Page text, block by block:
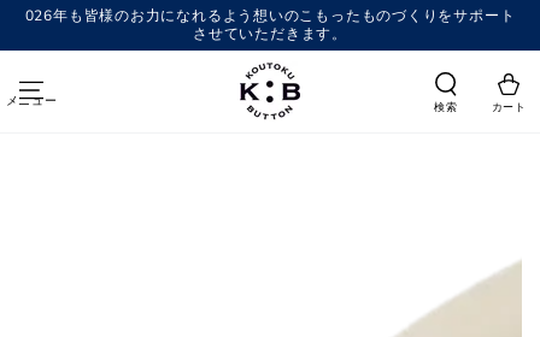
コンテンツにスキッ
026年も皆様のお力になれるよう想いのこもったものづくりをサポート
させていただきます。
メニュー 検索 カート